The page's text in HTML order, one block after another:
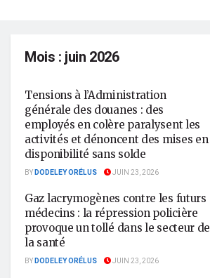
Mois :juin 2026
Tensions à l’Administration
générale des douanes : des
employés en colère paralysent les
activités et dénoncent des mises en
disponibilité sans solde
BYDODELEY ORÉLUS JUIN 23, 2026
Gaz lacrymogènes contre les futurs
médecins : la répression policière
provoque un tollé dans le secteur de
la santé
BYDODELEY ORÉLUS JUIN 23, 2026